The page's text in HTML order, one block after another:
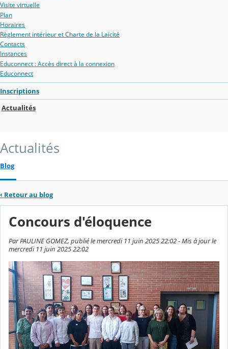
Visite virtuelle
Plan
Horaires
Règlement intérieur et Charte de la Laïcité
Contacts
Instances
Educonnect : Accès direct à la connexion
Educonnect
Inscriptions
Actualités
Actualités
Blog
‹ Retour au blog
Concours d'éloquence
Par PAULINE GOMEZ, publié le mercredi 11 juin 2025 22:02 - Mis à jour le
mercredi 11 juin 2025 22:02